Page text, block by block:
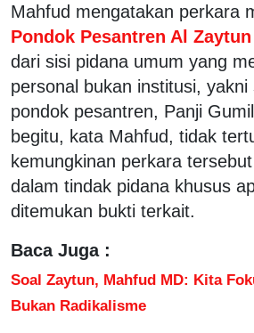
Mahfud mengatakan perkara
Pondok Pesantren Al Zaytun
dari sisi pidana umum yang
personal bukan institusi, yakni
pondok pesantren, Panji
begitu, kata Mahfud, tidak
kemungkinan perkara
dalam tindak pidana khusus
ditemukan bukti terkait.
Baca Juga :
Soal Zaytun, Mahfud MD: Kita
Bukan Radikalisme